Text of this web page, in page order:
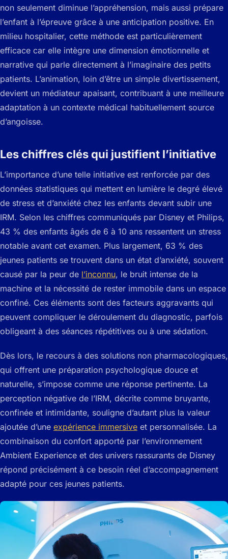
non seulement diminue l’appréhension, mais aussi prépare
l’enfant à l’épreuve grâce à une anticipation positive. En
milieu hospitalier, cette méthode est particulièrement
efficace car elle intègre une dimension émotionnelle et
narrative qui parle directement à l’imaginaire des petits
patients. L’animation, loin d’être un simple divertissement,
devient un médiateur apaisant, contribuant à une meilleure
adaptation à un contexte médical habituellement source
d’angoisse.
Les chiffres clés qui justifient l’initiative
L’importance d’une telle initiative est renforcée par des
données statistiques qui mettent en lumière le degré élevé
de stress et d’anxiété chez les enfants devant subir une
IRM. Selon les chiffres communiqués par Disney et Philips,
43 % des enfants âgés de 6 à 10 ans ressentent un stress
notable avant cet examen. Plus largement, 63 % des
jeunes patients se trouvent dans un état d’anxiété, souvent
causé par la peur de l’inconnu, le bruit intense de la
machine et la nécessité de rester immobile dans un espace
confiné. Ces éléments sont des facteurs aggravants qui
peuvent compliquer le déroulement du diagnostic, parfois
obligeant à des séances répétitives ou à une sédation.
Dès lors, le recours à des solutions non pharmacologiques,
qui offrent une préparation psychologique douce et
naturelle, s’impose comme une réponse pertinente. La
perception négative de l’IRM, décrite comme bruyante,
confinée et intimidante, souligne d’autant plus la valeur
ajoutée d’une expérience immersive et personnalisée. La
combinaison du confort apporté par l’environnement
Ambient Experience et des univers rassurants de Disney
répond précisément à ce besoin réel d’accompagnement
adapté pour ces jeunes patients.